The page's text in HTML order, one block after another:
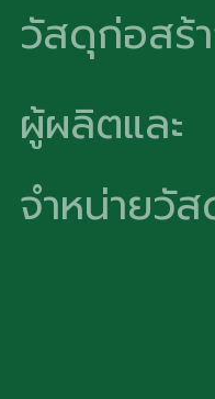
วัสดุก่อสร้
ผู้ผลิตและ
จำหน่ายวั